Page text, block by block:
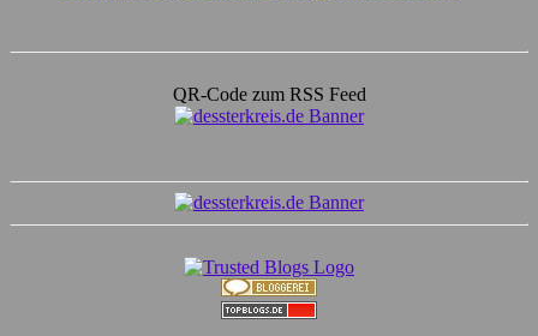
QR-Code zum RSS Feed